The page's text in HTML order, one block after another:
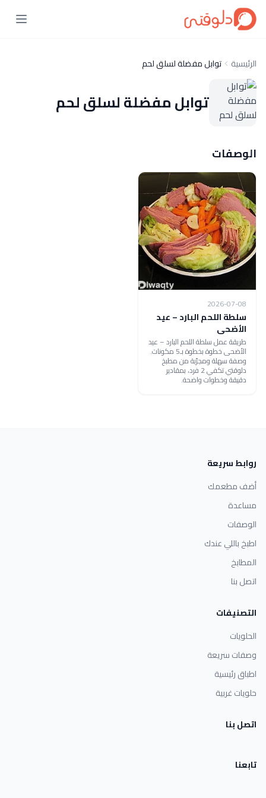
الرئيسية توابل مفضلة لسلق لحم
توابل مفضلة لسلق لحم
الوصفات
2026-07-08
سلطة اللحم البارد – عيد
الأضحى
طريقة عمل سلطة اللحم البارد – عيد
الأضحى خطوة بخطوة بـ5 مكونات.
وصفة سهلة ومجرّبة من مطبخ
دلوقتي تكفي 2 فرد، بمقادير
دقيقة وخطوات واضحة.
روابط سريعة
أضف مطعمك
مساعدة
الوصفات
اطبخ باللي عندك
المطابخ
اتصل بنا
التصنيفات
الحلويات
وصفات سريعة
اطباق رئيسية
حلويات غربية
اتصل بنا
تابعنا